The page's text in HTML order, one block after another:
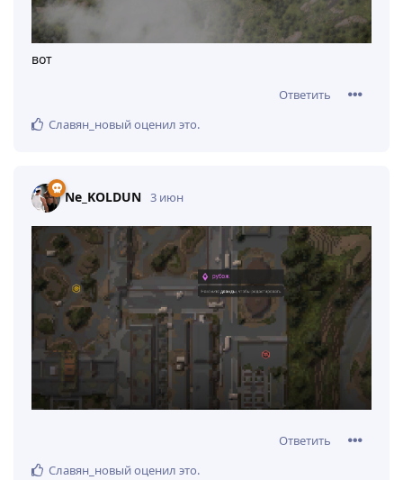
вот
Ответить
Славян_новыйоценил это.
Ne_KOLDUN 3 июн
Ответить
Славян_новыйоценил это.